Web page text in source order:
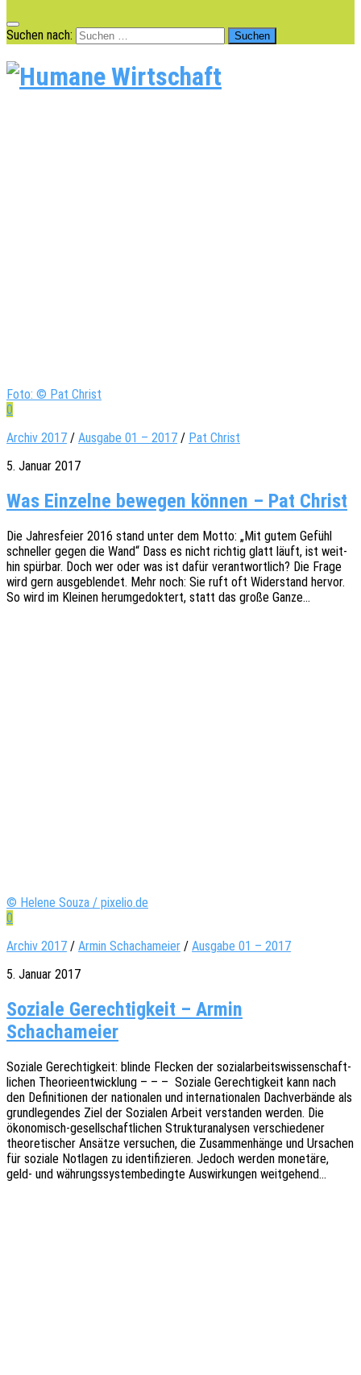
Suchen nach:
Foto: © Pat Christ
0
Archiv 2017 / Ausgabe 01 – 2017 / Pat Christ
5. Januar 2017
Was Einzelne bewegen können – Pat Christ
Die Jahres­fei­er 2016 stand unter dem Motto: „Mit gutem Gefühl
schnel­ler gegen die Wand“ Dass es nicht rich­tig glatt läuft, ist weit­
hin spür­bar. Doch wer oder was ist dafür verant­wort­lich? Die Frage
wird gern ausge­blen­det. Mehr noch: Sie ruft oft Wider­stand hervor.
So wird im Klei­nen herum­ge­dok­tert, statt das große Ganze…
© Helene Souza / pixelio.de
0
Archiv 2017 / Armin Schachameier / Ausgabe 01 – 2017
5. Januar 2017
Soziale Gerechtigkeit – Armin
Schachameier
Sozia­le Gerech­tig­keit: blinde Flecken der sozi­al­ar­beits­wis­sen­schaft­
li­chen Theo­rie­ent­wick­lung – – – Sozia­le Gerech­tig­keit kann nach
den Defi­ni­tio­nen der natio­na­len und inter­na­tio­na­len Dach­ver­bän­de als
grund­le­gen­des Ziel der Sozia­len Arbeit verstan­den werden. Die
ökon­o­­­misch-gesel­l­­schaf­t­­li­chen Struk­tur­ana­ly­sen verschie­de­ner
theo­re­ti­scher Ansät­ze versu­chen, die Zusam­men­hän­ge und Ursa­chen
für sozia­le Notla­gen zu iden­ti­fi­zie­ren. Jedoch werden mone­tä­re,
geld- und währungs­sys­tem­be­ding­te Auswir­kun­gen weitgehend…